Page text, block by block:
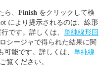
ら、Finish をクリックして検
により提示されるのは、線形
です。詳しくは、 単純線形回
シージャで得られた結果に関
能です。詳しくは、 単純線
覧ください。